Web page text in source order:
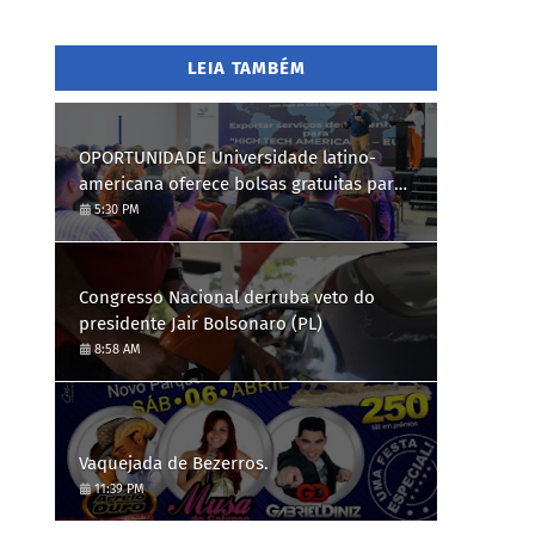
LEIA TAMBÉM
OPORTUNIDADE Universidade latino-
americana oferece bolsas gratuitas para
Engenharia de Software; saiba como se
candidatar
5:30 PM
Congresso Nacional derruba veto do
presidente Jair Bolsonaro (PL)
8:58 AM
Vaquejada de Bezerros.
11:39 PM